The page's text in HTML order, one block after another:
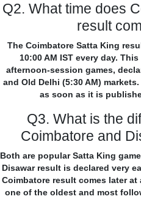
Q2. What time does
result
The Coimbatore Satta King
10:00 AM IST every day.
afternoon-session games,
and Old Delhi (5:30 AM)
as soon as it is
Q3. What is the
Coimbatore and
Both are popular Satta King
Disawar result is declared very
Coimbatore result comes later at
one of the oldest and most